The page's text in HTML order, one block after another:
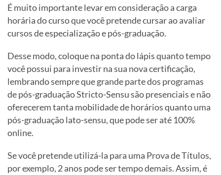
É muito importante levar em consideração a carga
horária do curso que você pretende cursar ao avaliar
cursos de especialização e pós-graduação.
Desse modo, coloque na ponta do lápis quanto tempo
você possui para investir na sua nova certificação,
lembrando sempre que grande parte dos programas
de pós-graduação Stricto-Sensu são presenciais e não
oferecerem tanta mobilidade de horários quanto uma
pós-graduação lato-sensu, que pode ser até 100%
online.
Se você pretende utilizá-la para uma Prova de Títulos,
por exemplo, 2 anos pode ser tempo demais. Assim, é